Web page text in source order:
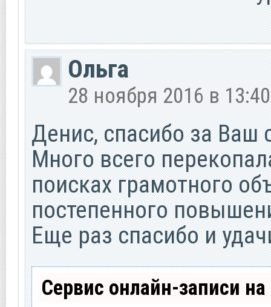
Ольга
28 ноября 2016 в 13:40
Денис, спасибо за Ваш
Много всего
поисках грамотного
постепенного
Еще раз спасибо и
Сервис онлайн-записи